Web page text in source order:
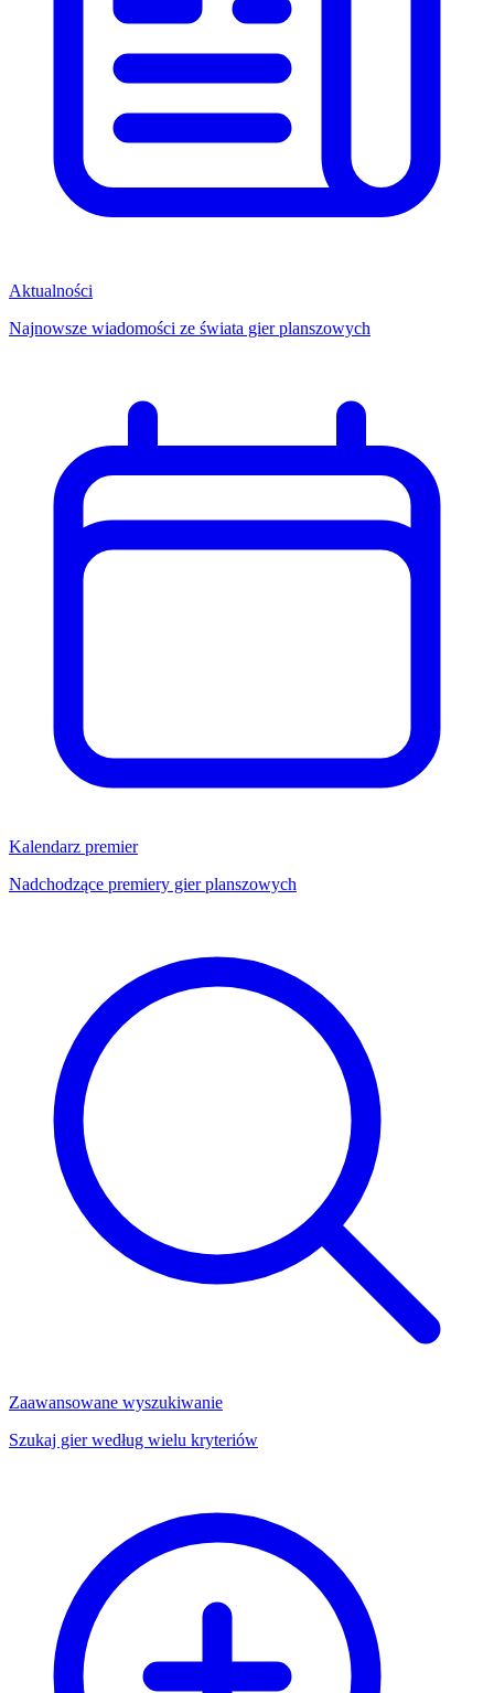
Aktualności
Najnowsze wiadomości ze świata gier planszowych
Kalendarz premier
Nadchodzące premiery gier planszowych
Zaawansowane wyszukiwanie
Szukaj gier według wielu kryteriów